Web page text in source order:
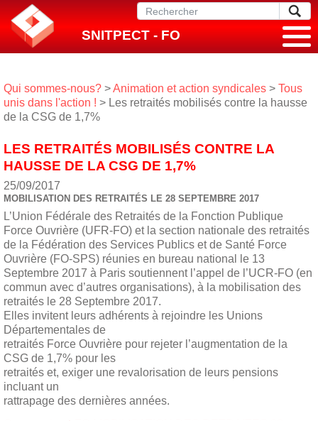
SNITPECT - FO
Qui sommes-nous? >Animation et action syndicales > Tous
unis dans l'action ! > Les retraités mobilisés contre la hausse
de la CSG de 1,7%
LES RETRAITÉS MOBILISÉS CONTRE LA
HAUSSE DE LA CSG DE 1,7%
25/09/2017
MOBILISATION DES RETRAITÉS LE 28 SEPTEMBRE 2017
L’Union Fédérale des Retraités de la Fonction Publique
Force Ouvrière (UFR-FO) et la section nationale des retraités
de la Fédération des Services Publics et de Santé Force
Ouvrière (FO-SPS) réunies en bureau national le 13
Septembre 2017 à Paris soutiennent l’appel de l’UCR-FO (en
commun avec d’autres organisations), à la mobilisation des
retraités le 28 Septembre 2017.
Elles invitent leurs adhérents à rejoindre les Unions
Départementales de
retraités Force Ouvrière pour rejeter l’augmentation de la
CSG de 1,7% pour les
retraités et, exiger une revalorisation de leurs pensions
incluant un
rattrapage des dernières années.